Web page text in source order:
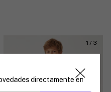
1 / 3
directamente en